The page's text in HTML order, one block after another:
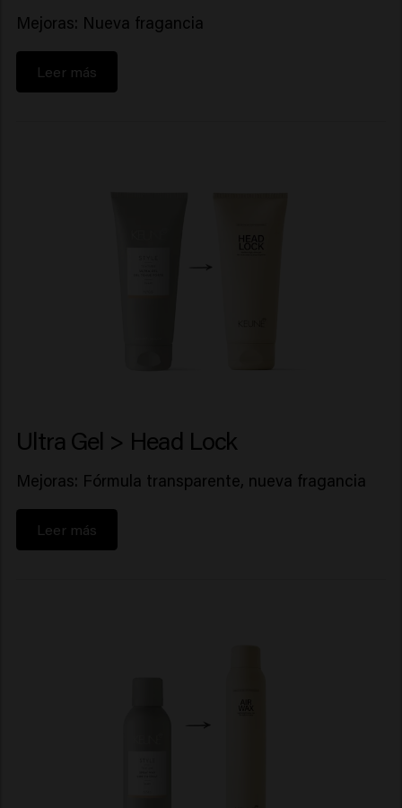
Mejoras: Nueva fragancia
Leer más
Ultra Gel > Head Lock
Mejoras: Fórmula transparente, nueva fragancia
Leer más